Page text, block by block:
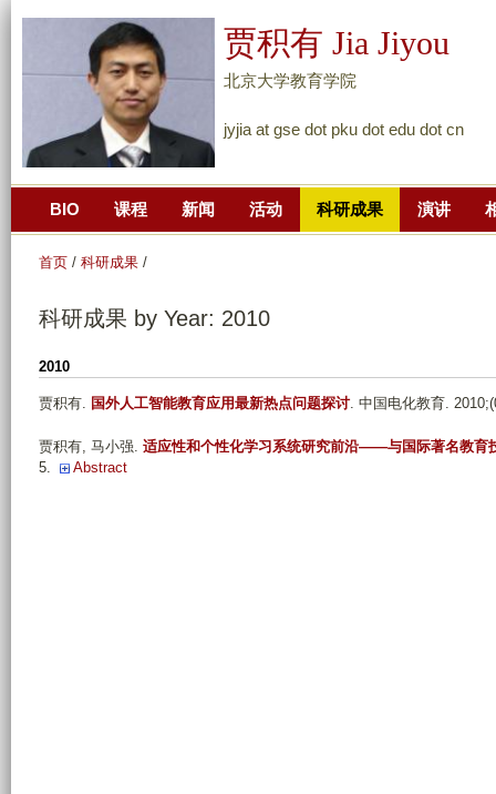
主
贾积有 Jia Jiyou
北京大学教育学院
jyjia at gse dot pku dot edu dot cn
BIO 课程 新闻 活动 科研成果 演讲
首页 / 科研成果 /
科研成果 by Year: 2010
2010
贾积有. 国外人工智能教育应用最新热点问题探讨. 中国电化教育.
贾积有, 马小强. 适应性和个性化学习系统研究前沿——与国际著名教育
5.
Abstract